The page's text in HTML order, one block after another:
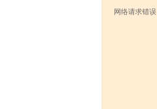
网络请求错误